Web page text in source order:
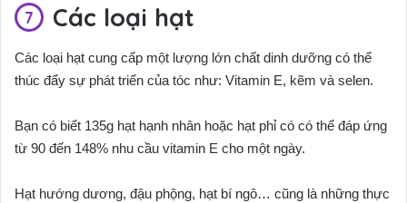
Các loại hạt
Các loại hạt cung cấp một lượng lớn chất dinh dưỡng có thể
Bạn có biết 135g hạt hạnh nhân hoặc hạt phỉ có có thể đáp ứng
từ 90 đến 148% nhu cầu vitamin E cho một ngày.
Hạt hướng dương, đậu phộng, hạt bí ngô… cũng là những thực